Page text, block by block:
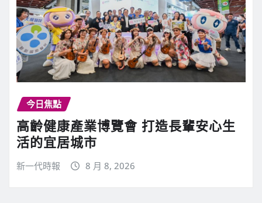
今日焦點
高齡健康產業博覽會 打造長輩安心生
活的宜居城市
新一代時報 8 月 8, 2026